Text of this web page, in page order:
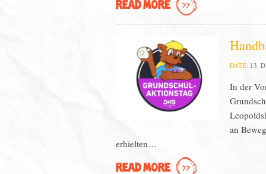
READ MORE
DATE: 13.
In der
an
erhielten…
READ MORE